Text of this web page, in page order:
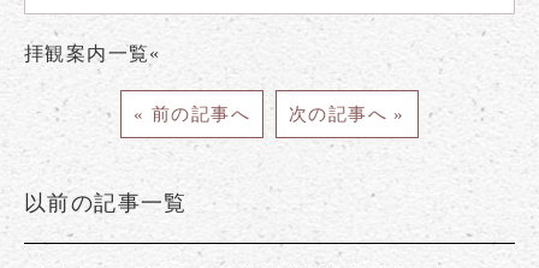
拝観案内一覧«
« 前の記事へ 次の記事へ »
以前の記事一覧